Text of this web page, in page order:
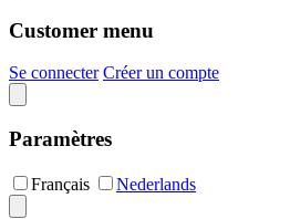
Customer menu
Se connecter Créer un compte
Paramètres
Français Nederlands